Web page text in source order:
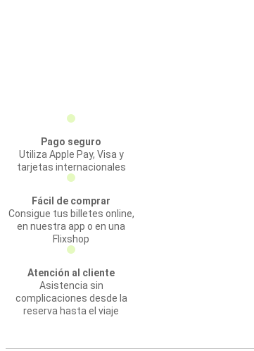
Pago seguro
Utiliza Apple Pay, Visa y
tarjetas internacionales
Fácil de comprar
Consigue tus billetes online,
en nuestra app o en una
Flixshop
Atención al cliente
Asistencia sin
complicaciones desde la
reserva hasta el viaje